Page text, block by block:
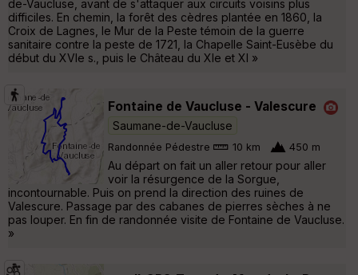
de-Vaucluse, avant de s'attaquer aux circuits voisins plus
difficiles. En chemin, la forêt des cèdres plantée en 1860, la
Croix de Lagnes, le Mur de la Peste témoin de la guerre
sanitaire contre la peste de 1721, la Chapelle Saint-Eusèbe du
début du XVIe s., puis le Château du XIe et XI »
Fontaine de Vaucluse - Valescure
Saumane-de-Vaucluse
Randonnée Pédestre 10 km 450 m
Au départ on fait un aller retour pour aller
voir la résurgence de la Sorgue,
incontournable. Puis on prend la direction des ruines de
Valescure. Passage par des cabanes de pierres sèches à ne
pas louper. En fin de randonnée visite de Fontaine de Vaucluse.
»